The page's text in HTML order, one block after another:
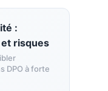
:
risques
DPO à forte